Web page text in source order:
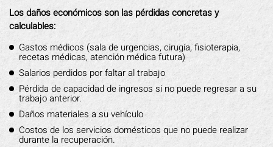
Los daños económicos son las pérdidas concretas y
calculables:
Gastos médicos (sala de urgencias, cirugía, fisioterapia,
recetas médicas, atención médica futura)
Salarios perdidos por faltar al trabajo
Pérdida de capacidad de ingresos si no puede regresar a su
trabajo anterior.
Daños materiales a su vehículo
Costos de los servicios domésticos que no puede realizar
durante la recuperación.